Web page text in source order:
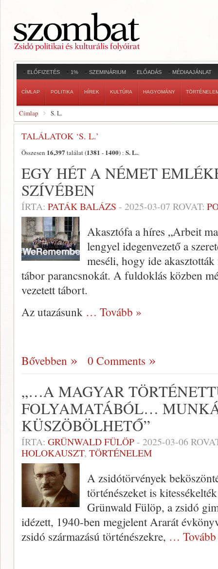
ELŐFIZETÉS 1% SZEMINÁRIUM ELŐADÁS MÉDIAAJÁNLAT
CÍMLAP POLITIKA HÍREK KULTÚRA HAGYOMÁNY
Címlap S. L.
TALÁLATOK ‘S. L.’
Összesen 16,397 találat (1381 - 1400) : S. L..
EGY HÉT A NÉMET
SZÍVÉBEN
ÍRTA: PATÁK BALÁZS - 2025-03-07 ROVAT:
Akasztófa a híres „Arbeit
lengyel idegenvezető a
meséli, hogy ide
tábor parancsnokát. A fuldoklás közben
vezetett tábort.
Az utazásunk … Tovább »
Bővebben 0 Comments
„…A MAGYAR
FOLYAMATÁBÓL…
KÜSZÖBÖLHETŐ”
ÍRTA: GRÜNWALD FÜLÖP- 2025-03-06
HOLOKAUSZT, TÖRTÉNELEM
A zsidótörvények
történészeket is
Grünwald Fülöp, a zsidó
idézett, 1940-ben megjelent Ararát
zsidó származású történészekre, …